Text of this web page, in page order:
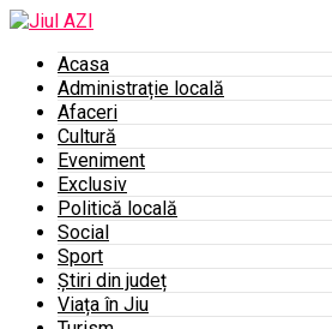
Acasa
Administrație locală
Afaceri
Cultură
Eveniment
Exclusiv
Politică locală
Social
Sport
Știri din județ
Viața în Jiu